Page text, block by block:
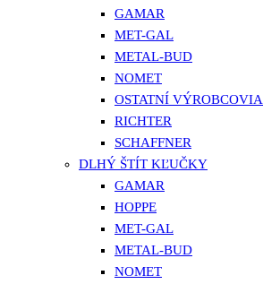
GAMAR
MET-GAL
METAL-BUD
NOMET
OSTATNÍ VÝROBCOVIA
RICHTER
SCHAFFNER
DLHÝ ŠTÍT KĽUČKY
GAMAR
HOPPE
MET-GAL
METAL-BUD
NOMET